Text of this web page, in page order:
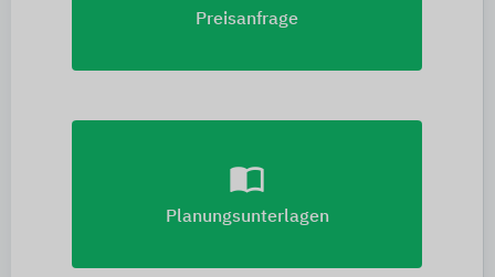
Preisanfrage
import_contacts
Planungsunterlagen